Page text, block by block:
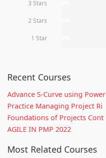
3 Stars
2 Stars
1 Star
Recent Courses
Advance S-Curve using Power
Practice Managing Project Ri
Foundations of Projects Cont
AGILE IN PMP 2022
Most Related Courses